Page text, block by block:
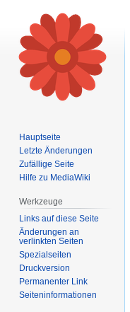
Hauptseite
Letzte Änderungen
Zufällige Seite
Hilfe zu MediaWiki
Werkzeuge
Links auf diese Seite
Änderungen an
verlinkten Seiten
Spezialseiten
Druckversion
Permanenter Link
Seiten­informationen